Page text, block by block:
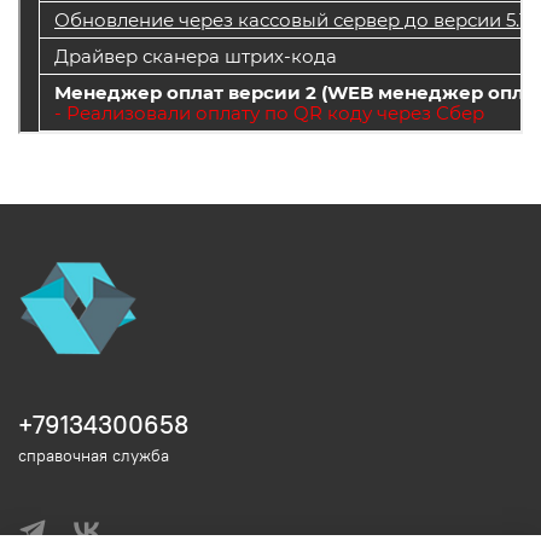
+79134300658
справочная служба